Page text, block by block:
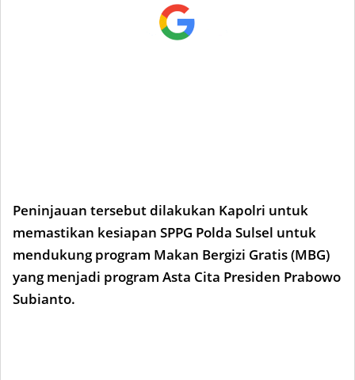
Peninjauan tersebut dilakukan Kapolri untuk
memastikan kesiapan SPPG Polda Sulsel untuk
mendukung program Makan Bergizi Gratis (MBG)
yang menjadi program Asta Cita Presiden Prabowo
Subianto.